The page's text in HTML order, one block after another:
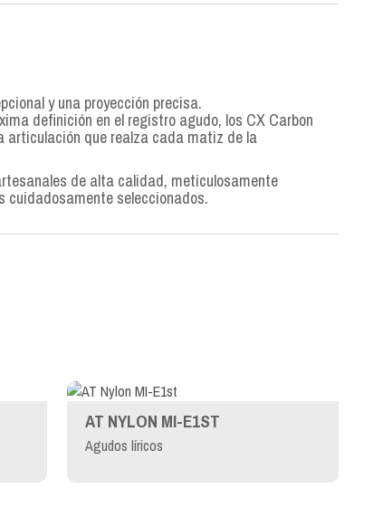
y una proyección precisa.
definición en el registro agudo, los CX Carbon
articulación que realza cada matiz de la
de alta calidad, meticulosamente
seleccionados.
AT NYLON MI-E1ST
Agudos líricos